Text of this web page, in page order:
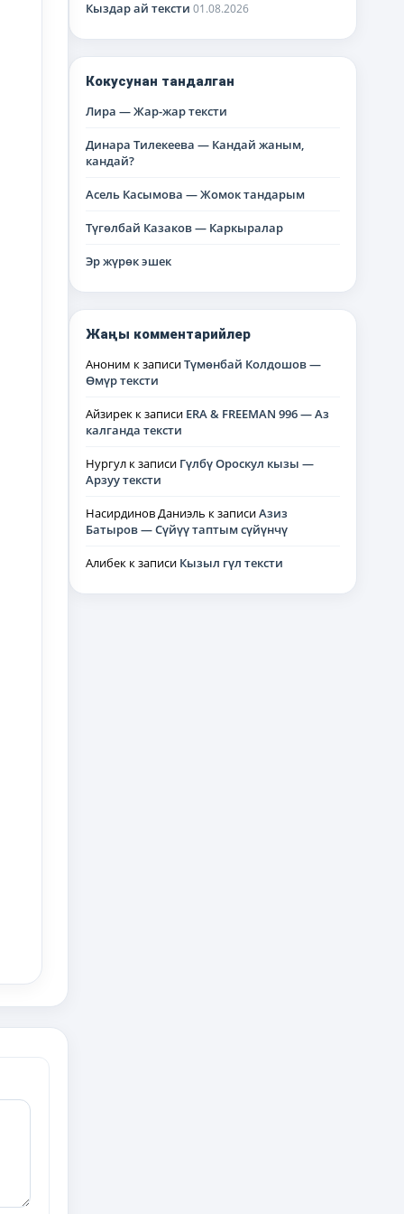
Кыздар ай тексти 01.08.2026
Кокусунан тандалган
Лира — Жар-жар тексти
Динара Тилекеева — Кандай жаным,
кандай?
Асель Касымова — Жомок тандарым
Түгөлбай Казаков — Каркыралар
Эр жүрөк эшек
Жаңы комментарийлер
Аноним к записиТүмөнбай Колдошов —
Өмүр тексти
Айзирек к записи ERA & FREEMAN 996 — Аз
калганда тексти
Нургул к записи Гүлбү Ороскул кызы —
Арзуу тексти
Насирдинов Даниэль к записиАзиз
Батыров — Сүйүү таптым сүйүнчү
Алибек к записи Кызыл гүл тексти